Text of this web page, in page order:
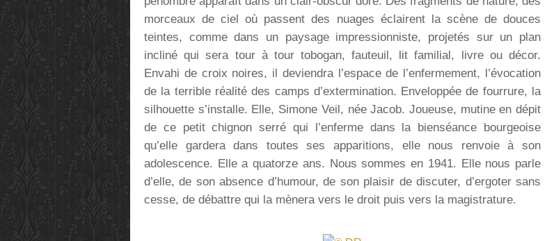
morceaux de ciel où passent des nuages éclairent la scène de douces
teintes, comme dans un paysage impressionniste, projetés sur un plan
incliné qui sera tour à tour tobogan, fauteuil, lit familial, livre ou décor.
Envahi de croix noires, il deviendra l’espace de l’enfermement, l’évocation
de la terrible réalité des camps d’extermination. Enveloppée de fourrure, la
silhouette s’installe. Elle, Simone Veil, née Jacob. Joueuse, mutine en dépit
de ce petit chignon serré qui l’enferme dans la bienséance bourgeoise
qu’elle gardera dans toutes ses apparitions, elle nous renvoie à son
adolescence. Elle a quatorze ans. Nous sommes en 1941. Elle nous parle
d’elle, de son absence d’humour, de son plaisir de discuter, d’ergoter sans
cesse, de débattre qui la mènera vers le droit puis vers la magistrature.